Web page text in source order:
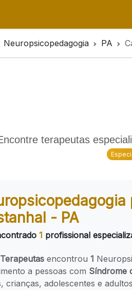
Neuropsicopedagogia PA
terapeutas
- PA
1 profissional
encontrou 1
a pessoas com Síndrome
crianças, adolescentes e